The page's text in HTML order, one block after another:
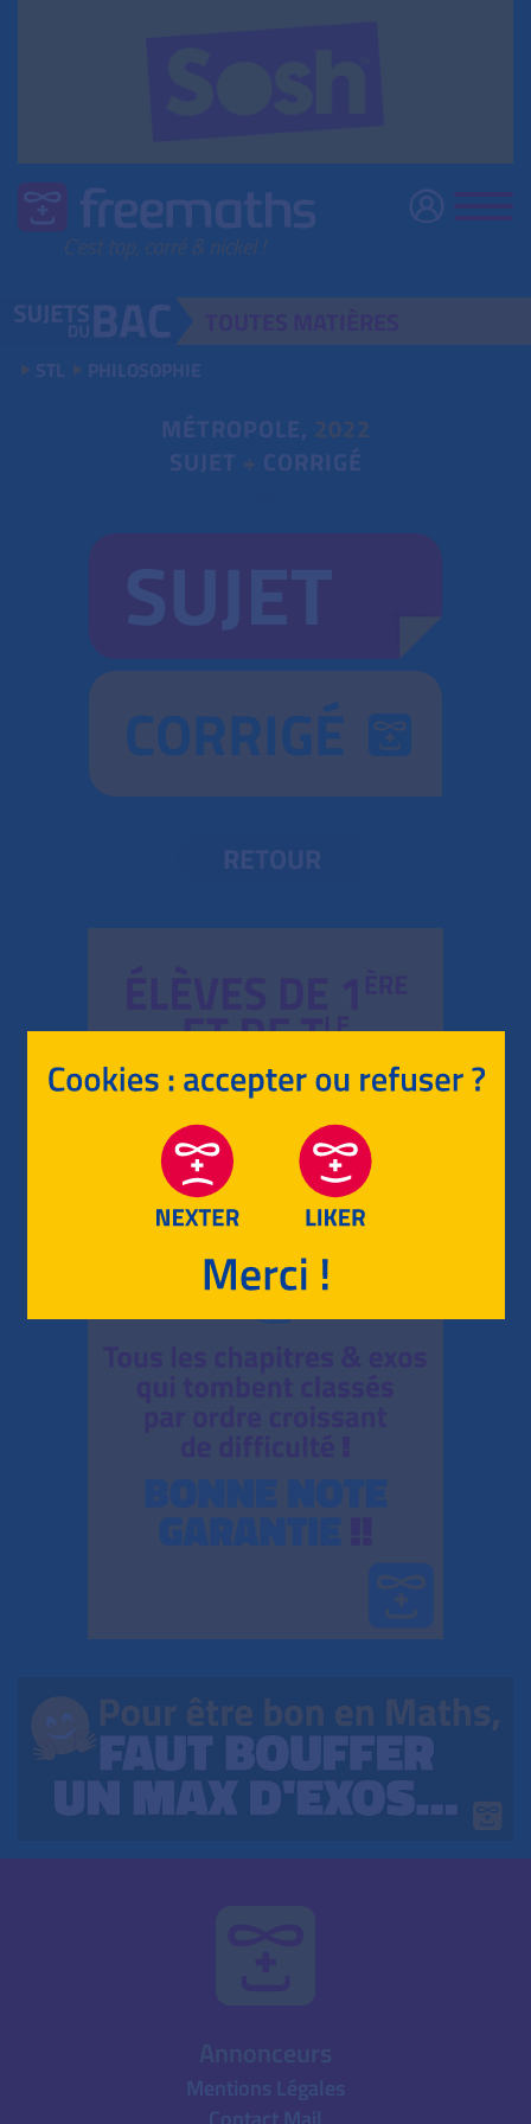
STL PHILOSOPHIE
MÉTROPOLE, 2022
SUJET + CORRIGÉ
CORRIGÉ
RETOUR
Mentions Légales